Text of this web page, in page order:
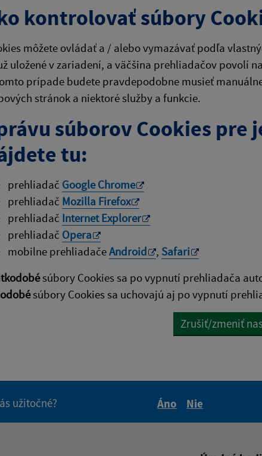
kontrolovať súbory
môžete ovládať a / alebo vymazávať podľa
uložené v zariadení, a väčšina prehliadačov povolí
prípade budete pravdepodobne musieť
stránok a niektoré služby a funkcie.
súborov Cookies
tu:
prehliadač Google Chrome
prehliadač Mozilla Firefox
prehliadač Internet Explorer
prehliadač Opera
mobilne prehliadačeAndroid , Safari
súbory Cookies sa po vypnutí prehliadača
súbory Cookies sa uchovajú aj po vypnutí
Zrušiť/zmeniť
užitočné?
Áno
Nie